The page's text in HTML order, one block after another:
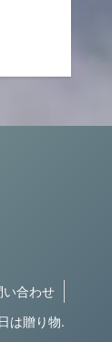
い合わせ
は贈り物.